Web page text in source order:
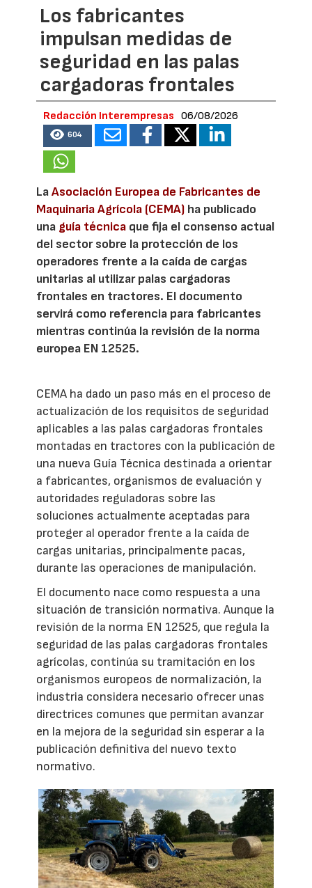
Los fabricantes
impulsan medidas de
seguridad en las palas
cargadoras frontales
Redacción Interempresas 06/08/2026
604
LaAsociación Europea de Fabricantes de
Maquinaria Agrícola (CEMA) ha publicado
una guía técnica que fija el consenso actual
del sector sobre la protección de los
operadores frente a la caída de cargas
unitarias al utilizar palas cargadoras
frontales en tractores. El documento
servirá como referencia para fabricantes
mientras continúa la revisión de la norma
europea EN 12525.
CEMA ha dado un paso más en el proceso de
actualización de los requisitos de seguridad
aplicables a las palas cargadoras frontales
montadas en tractores con la publicación de
una nueva Guía Técnica destinada a orientar
a fabricantes, organismos de evaluación y
autoridades reguladoras sobre las
soluciones actualmente aceptadas para
proteger al operador frente a la caída de
cargas unitarias, principalmente pacas,
durante las operaciones de manipulación.
El documento nace como respuesta a una
situación de transición normativa. Aunque la
revisión de la norma EN 12525, que regula la
seguridad de las palas cargadoras frontales
agrícolas, continúa su tramitación en los
organismos europeos de normalización, la
industria considera necesario ofrecer unas
directrices comunes que permitan avanzar
en la mejora de la seguridad sin esperar a la
publicación definitiva del nuevo texto
normativo.